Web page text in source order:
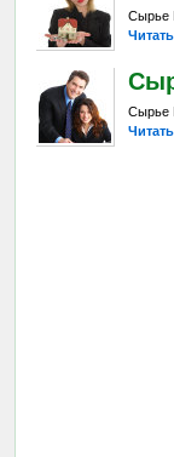
Сырье
Сырье